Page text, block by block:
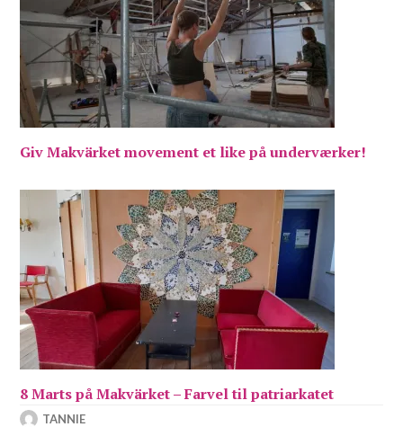
Giv Makvärket movement et like på underværker!
8 Marts på Makvärket – Farvel til patriarkatet
TANNIE